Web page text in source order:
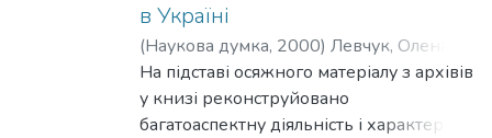
в Україні
(Наукова думка, 2000) Левчук, Олена
Миколаївна
На підставі осяжного матеріалу з архівів
у книзі реконструйовано
багатоаспектну діяльність і характерні